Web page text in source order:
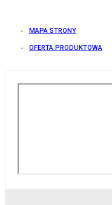
MAPA STRONY
OFERTA PRODUKTOWA